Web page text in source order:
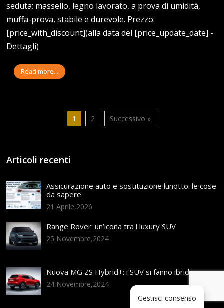
seduta: massello, legno lavorato, a prova di umidità,
muffa-prova, stabile e durevole. Prezzo:
[price_with_discount](alla data del [price_update_date] -
Dettagli)
Read more...
1 2 Successivo »
Articoli recenti
Assicurazione auto e sostituzione lunotto: le cose
da sapere
21 Aprile,2026
Range Rover: un’icona tra i luxury SUV
25 Novembre,2024
Nuova MG ZS Hybrid+: i SUV si fanno ibridi
24 Novembre,2024
Gestisci consenso